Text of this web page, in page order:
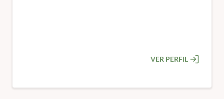
VER PERFIL